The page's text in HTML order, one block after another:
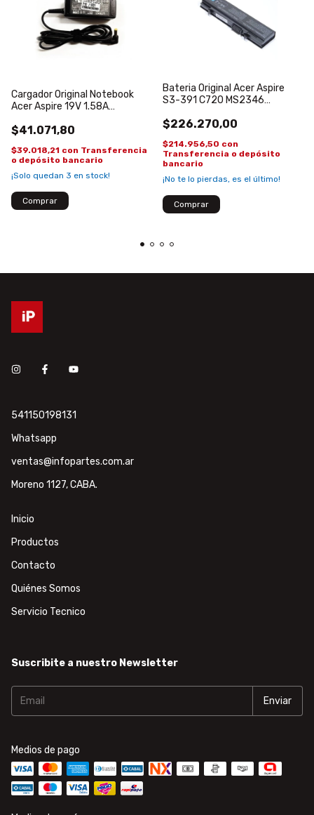
Cargador Original Notebook
Acer Aspire 19V 1.58A
$41.071,80
$39.018,21 con Transferencia
o depósito bancario
¡Solo quedan 3 en stock!
Bateria Original Acer Aspire
S3-391 C720 MS2346
$226.270,00
$214.956,50 con
Transferencia o depósito
bancario
¡No te lo pierdas, es el último!
541150198131
Whatsapp
ventas@infopartes.com.ar
Moreno 1127, CABA.
Inicio
Productos
Contacto
Quiénes Somos
Servicio Tecnico
Suscribite a nuestro Newsletter
Medios de pago